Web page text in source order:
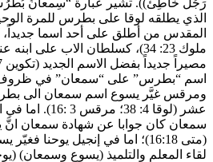
رَجُلٌ خاطِئ)). تشير عبارة “سِمعانُ
الذي يطلقه لوقا على بطرس للمرة
ملوك 23: 34)، كسلطان الاب على
اسم “بطرس” على “سمعان” في ظروف
ومرقس غيَّر يسوع اسم سمعان الى بطرس
عشر (لوقا 4: 38؛
سمعان كان جوابا عن شهادة سمعان انَّ
(متى 16:18)؛ اما في إنجيل